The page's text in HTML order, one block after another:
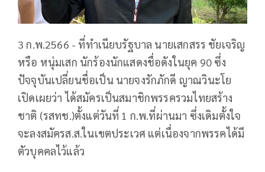
3 ก.พ.2566 - ที่ทำเนียบรัฐบาล นายเสกสรร ชัยเจริญ
หรือ หนุ่มเสก นักร้องนักแสดงชื่อดังในยุค 90 ซึ่ง
ปัจจุบันเปลี่ยนชื่อเป็น นายจงรักภักดี ญาณวินะโย
เปิดเผยว่า ได้สมัครเป็นสมาชิกพรรครวมไทยสร้าง
ชาติ (รสทช.)ตั้งแต่วันที่ 1 ก.พ.ที่ผ่านมา ซึ่งเดิมตั้งใจ
จะลงสมัครส.ส.ในเขตประเวศ แต่เนื่องจากพรรคได้มี
ตัวบุคคลไว้แล้ว